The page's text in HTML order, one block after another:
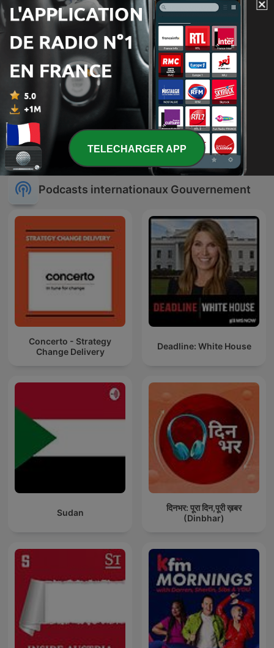
Express Biedrzyckiej Coup d'œil à l'étranger
Podcasts internationaux Gouvernement
Concerto - Strategy
Change Delivery
Deadline: White House
Sudan
दिनभर: पूरा दिन,पूरी ख़बर
(Dinbhar)
TELECHARGER APP